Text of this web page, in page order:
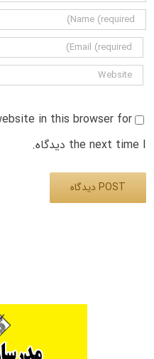
in this browser for
the next time I دیدگاه.